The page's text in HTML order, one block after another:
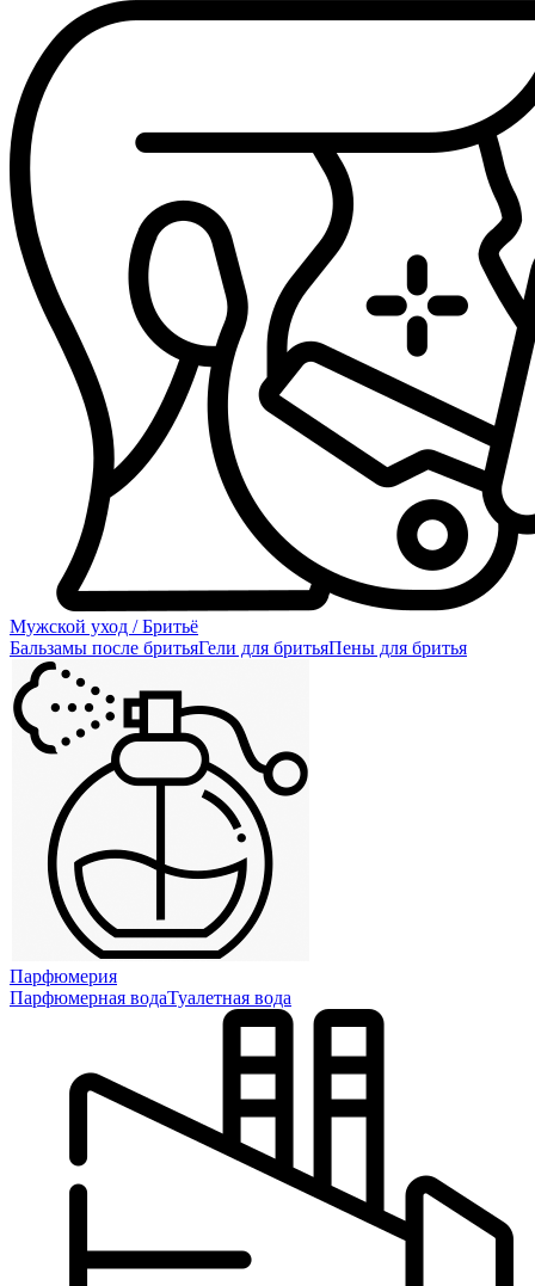
Мужской уход / Бритьё
Бальзамы после бритьяГели для бритьяПены для бритья
Парфюмерия
Парфюмерная водаТуалетная вода